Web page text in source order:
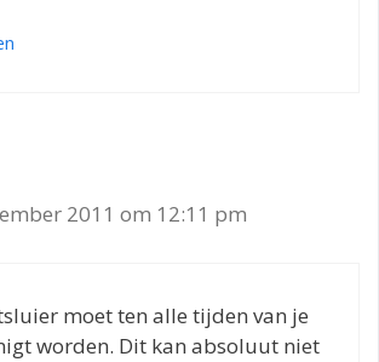
2011 om 12:11 pm
moet ten alle tijden van je
worden. Dit kan absoluut niet